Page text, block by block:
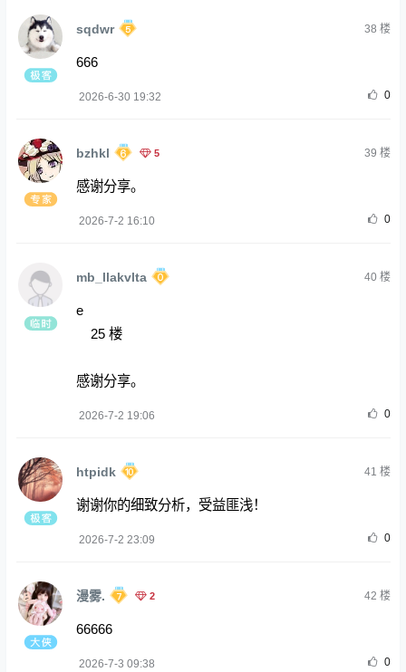
sqdwr 38 楼
666
2026-6-30 19:32 0
bzhkl 5 39 楼
感谢分享。
2026-7-2 16:10 0
mb_llakvlta 40楼
e
25 楼
感谢分享。
2026-7-2 19:06 0
htpidk 41 楼
谢谢你的细致分析，受益匪浅！
2026-7-2 23:09 0
漫雾. 2 42 楼
66666
2026-7-3 09:38 0